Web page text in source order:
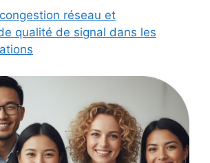
réseau et
qualité de signal dans les